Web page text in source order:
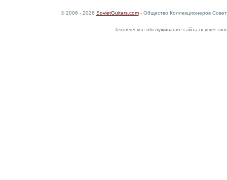
© 2006 - 2026 SovietGuitars.com- Общество Коллекционеров
Техническое обслуживание сайта